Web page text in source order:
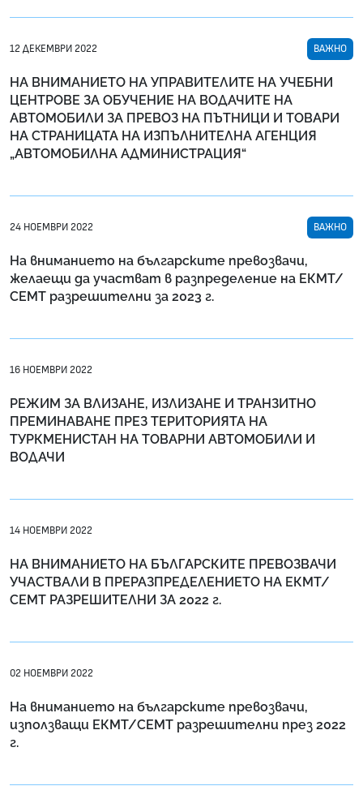
12 ДЕКЕМВРИ 2022 ВАЖНО
НА ВНИМАНИЕТО НА УПРАВИТЕЛИТЕ НА УЧЕБНИ
ЦЕНТРОВЕ ЗА ОБУЧЕНИЕ НА ВОДАЧИТЕ НА
АВТОМОБИЛИ ЗА ПРЕВОЗ НА ПЪТНИЦИ И ТОВАРИ
НА СТРАНИЦАТА НА ИЗПЪЛНИТЕЛНА АГЕНЦИЯ
„АВТОМОБИЛНА АДМИНИСТРАЦИЯ“
24 НОЕМВРИ 2022 ВАЖНО
На вниманието на българските превозвачи,
желаещи да участват в разпределение на ЕКМТ/
СЕМТ разрешителни за 2023 г.
16 НОЕМВРИ 2022
РЕЖИМ ЗА ВЛИЗАНЕ, ИЗЛИЗАНЕ И ТРАНЗИТНО
ПРЕМИНАВАНЕ ПРЕЗ ТЕРИТОРИЯТА НА
ТУРКМЕНИСТАН НА ТОВАРНИ АВТОМОБИЛИ И
ВОДАЧИ
14 НОЕМВРИ 2022
НА ВНИМАНИЕТО НА БЪЛГАРСКИТЕ ПРЕВОЗВАЧИ
УЧАСТВАЛИ В ПРЕРАЗПРЕДЕЛЕНИЕТО НА ЕКМТ/
СЕМТ РАЗРЕШИТЕЛНИ ЗА 2022 г.
02 НОЕМВРИ 2022
На вниманието на българските превозвачи,
използващи ЕКМТ/СЕМТ разрешителни през 2022
г.